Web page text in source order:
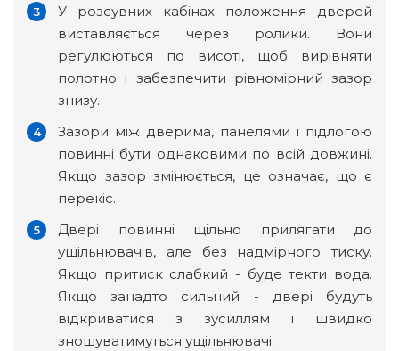
У розсувних кабінах положення дверей
виставляється через ролики. Вони
регулюються по висоті, щоб вирівняти
полотно і забезпечити рівномірний зазор
знизу.
Зазори між дверима, панелями і підлогою
повинні бути однаковими по всій довжині.
Якщо зазор змінюється, це означає, що є
перекіс.
Двері повинні щільно прилягати до
ущільнювачів, але без надмірного тиску.
Якщо притиск слабкий - буде текти вода.
Якщо занадто сильний - двері будуть
відкриватися з зусиллям і швидко
зношуватимуться ущільнювачі.